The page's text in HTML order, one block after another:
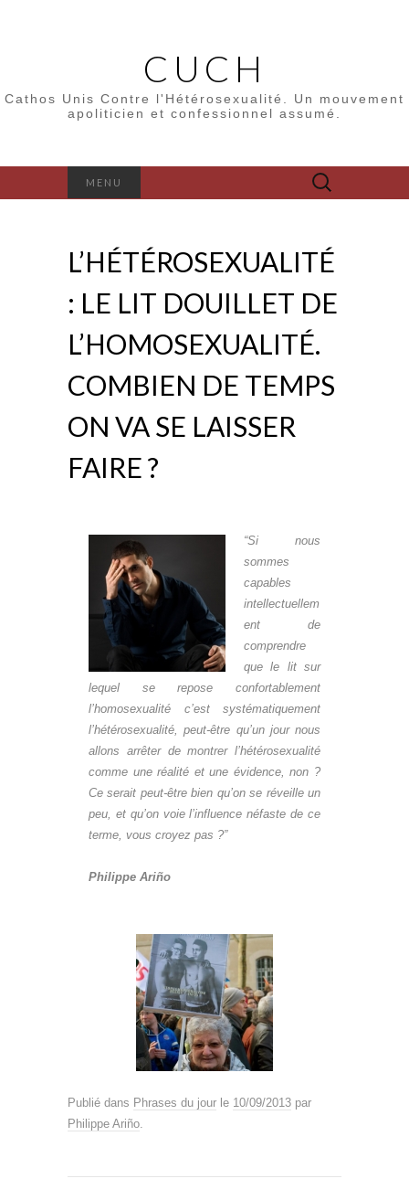
CUCH
Cathos Unis Contre l'Hétérosexualité. Un mouvement
apoliticien et confessionnel assumé.
MENU Rechercher :
L’HÉTÉROSEXUALITÉ
: LE LIT DOUILLET DE
L’HOMOSEXUALITÉ.
COMBIEN DE TEMPS
ON VA SE LAISSER
FAIRE ?
“Si nous
sommes
capables
intellectuellem
ent de
comprendre
que le lit sur
lequel se repose confortablement
l’homosexualité c’est systématiquement
l’hétérosexualité, peut-être qu’un jour nous
allons arrêter de montrer l’hétérosexualité
comme une réalité et une évidence, non ?
Ce serait peut-être bien qu’on se réveille un
peu, et qu’on voie l’influence néfaste de ce
terme, vous croyez pas ?”
Philippe Ariño
Publié dans Phrases du jour le 10/09/2013 par
Philippe Ariño.